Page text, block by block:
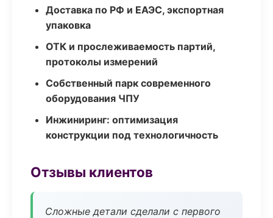
Доставка по РФ и ЕАЭС, экспортная
упаковка
ОТК и прослеживаемость партий,
протоколы измерений
Собственный парк современного
оборудования ЧПУ
Инжиниринг: оптимизация
конструкции под технологичность
Отзывы клиентов
Сложные детали сделали с первого